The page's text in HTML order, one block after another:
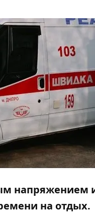
напряжением
на отдых.